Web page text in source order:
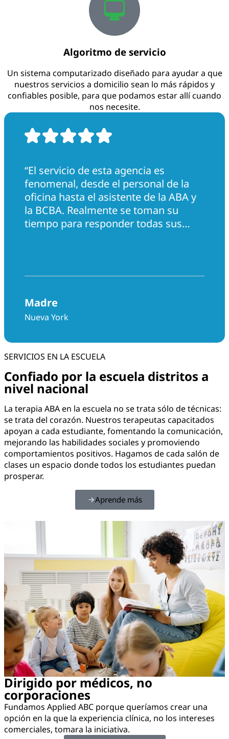
Algoritmo de servicio
Un sistema computarizado diseñado para ayudar a que
nuestros servicios a domicilio sean lo más rápidos y
confiables posible, para que podamos estar allí cuando
nos necesite.
“El servicio de esta agencia es
fenomenal, desde el personal de la
oficina hasta el asistente de la ABA y
la BCBA. Realmente se toman su
tiempo para responder todas sus
Madre
Nueva York
SERVICIOS EN LA ESCUELA
Confiado por la escuela distritos a
nivel nacional
La terapia ABA en la escuela no se trata sólo de técnicas:
se trata del corazón. Nuestros terapeutas capacitados
apoyan a cada estudiante, fomentando la comunicación,
mejorando las habilidades sociales y promoviendo
comportamientos positivos. Hagamos de cada salón de
clases un espacio donde todos los estudiantes puedan
prosperar.
Aprende más
Dirigido por médicos, no
corporaciones
Fundamos Applied ABC porque queríamos crear una
opción en la que la experiencia clínica, no los intereses
comerciales, tomara la iniciativa.